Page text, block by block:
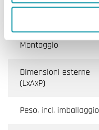
Temperatura di
Montaggio
Dimensioni esterne
(LxAxP)
Peso, incl. imballaggio